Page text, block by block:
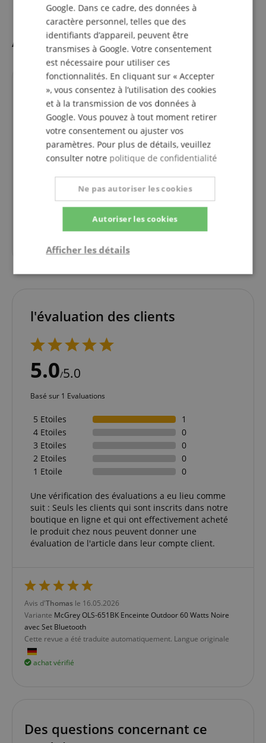
Accessoires
Pince Dénudeuse Blanko Pour
Câbles Multibrins
l'évaluation des clients
5.0/5.0
Basé sur 1 Evaluations
5 Etoiles
1
4 Etoiles
0
3 Etoiles
0
2 Etoiles
0
1 Etoile
0
Une vérification des évaluations a eu lieu comme
suit : Seuls les clients qui sont inscrits dans notre
boutique en ligne et qui ont effectivement acheté
le produit chez nous peuvent donner une
évaluation de l'article dans leur compte client.
Avis d'Thomas le 16.05.2026
Variante McGrey OLS-651BK Enceinte Outdoor 60 Watts Noire
avec Set Bluetooth
Cette revue a été traduite automatiquement. Langue originale
achat vérifié
Des questions concernant ce
Google. Dans ce cadre, des données à
caractère personnel, telles que des
identifiants d’appareil, peuvent être
transmises à Google. Votre consentement
est nécessaire pour utiliser ces
fonctionnalités. En cliquant sur « Accepter
», vous consentez à l’utilisation des cookies
et à la transmission de vos données à
Google. Vous pouvez à tout moment retirer
votre consentement ou ajuster vos
paramètres. Pour plus de détails, veuillez
consulter notre politique de confidentialité
Autoriser les cookies
Ne pas autoriser les cookies
Afficher les détails
Strictement
Performance Ciblage
Strictement nécessaire
Performance
Ciblage
Fonctionnalité
Les cookies strictement nécessaires permettent des
fonctionnalités de base du site Web telles que la
connexion des utilisateurs et la gestion des
correctement sans les cookies strictement
nécessaires.
Nom
Fournisseur /
Domaine
CookieScriptConsent
CookieScript
script.com